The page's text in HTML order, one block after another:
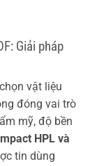
Giải pháp
vật liệu
đóng vai trò
mỹ, độ bền
HPL và
tin dùng